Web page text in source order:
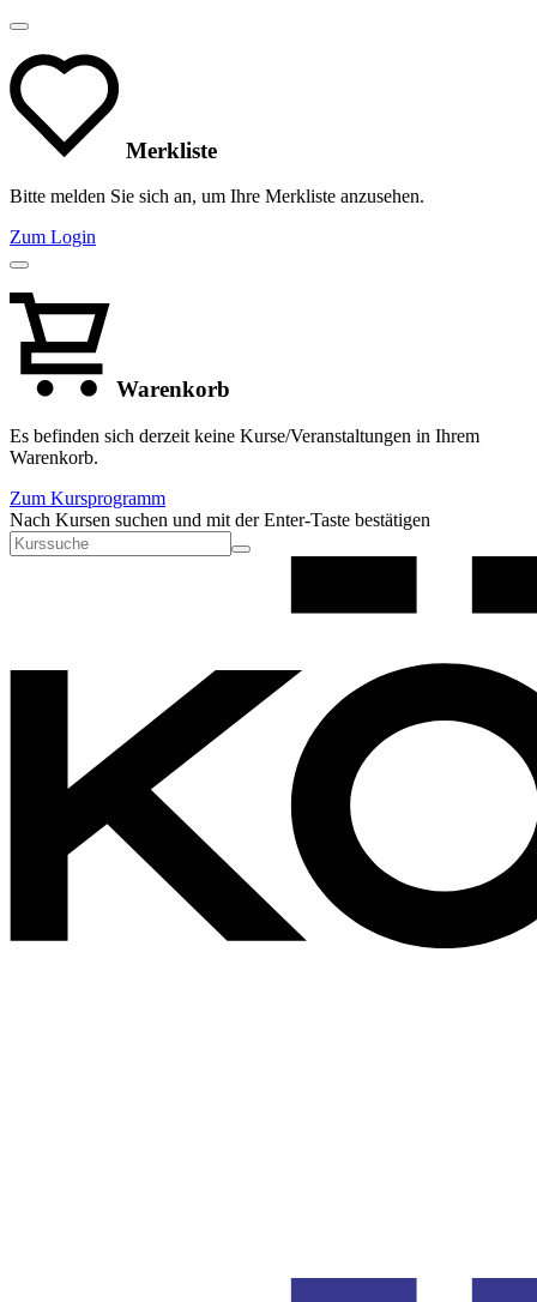
Merkliste
Bitte melden Sie sich an, um Ihre Merkliste anzusehen.
Zum Login
Warenkorb
Es befinden sich derzeit keine Kurse/Veranstaltungen in Ihrem
Warenkorb.
Zum Kursprogramm
Nach Kursen suchen und mit der Enter-Taste bestätigen